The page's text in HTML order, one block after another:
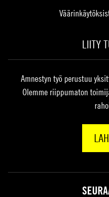
LIITY
Amnestyn työ perustuu
Olemme riippumaton